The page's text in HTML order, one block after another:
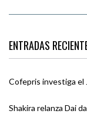
ENTRADAS
Cofepris investiga el
Shakira relanza Dai